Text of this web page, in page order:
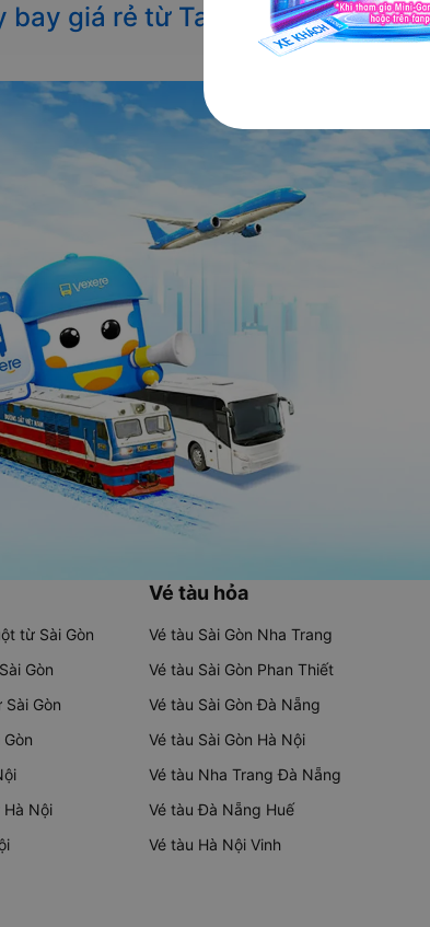
bay giá rẻ từ Tam Kỳ đi Đà Lạt
từ Sài Gòn
Gòn
Gòn
Nội
Vé tàu hỏa
Vé tàu Sài Gòn Nha Trang
Vé tàu Sài Gòn Phan Thiết
Vé tàu Sài Gòn Đà Nẵng
Vé tàu Sài Gòn Hà Nội
Vé tàu Nha Trang Đà Nẵng
Vé tàu Đà Nẵng Huế
Vé tàu Hà Nội Vinh